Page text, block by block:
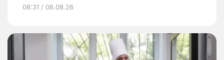
08:31 / 06.08.26